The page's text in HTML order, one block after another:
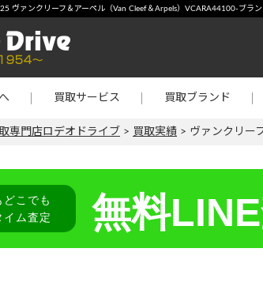
ヴァンクリーフ＆アーペル（Van Cleef＆Arpels）VCARA44100-ブラ
買取サービス
宅配買取
店頭買取
リターン買取 買取ブランド
-【買取強化】シャネル
その他買取
専門店ロデオドライブ > 買取実績 > ヴァンクリー
どこでも
イム査定
無料